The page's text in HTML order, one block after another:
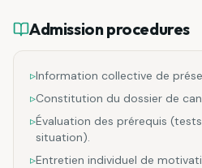
Admission procedures
▹Information collective de
▹Constitution du dossier de
▹Évaluation des prérequis
situation).
▹Entretien individuel de